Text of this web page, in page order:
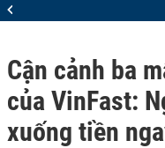
Cận cảnh ba
của VinFast:
xuống tiền